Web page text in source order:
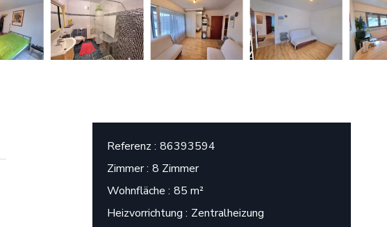
Referenz 86393594
Zimmer 8 Zimmer
Wohnfläche 85 m²
Heizvorrichtung
Zentralheizung